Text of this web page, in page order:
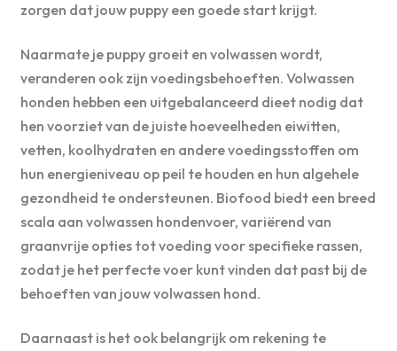
zorgen dat jouw puppy een goede start krijgt.
Naarmate je puppy groeit en volwassen wordt,
veranderen ook zijn voedingsbehoeften. Volwassen
honden hebben een uitgebalanceerd dieet nodig dat
hen voorziet van de juiste hoeveelheden eiwitten,
vetten, koolhydraten en andere voedingsstoffen om
hun energieniveau op peil te houden en hun algehele
gezondheid te ondersteunen. Biofood biedt een breed
scala aan volwassen hondenvoer, variërend van
graanvrije opties tot voeding voor specifieke rassen,
zodat je het perfecte voer kunt vinden dat past bij de
behoeften van jouw volwassen hond.
Daarnaast is het ook belangrijk om rekening te